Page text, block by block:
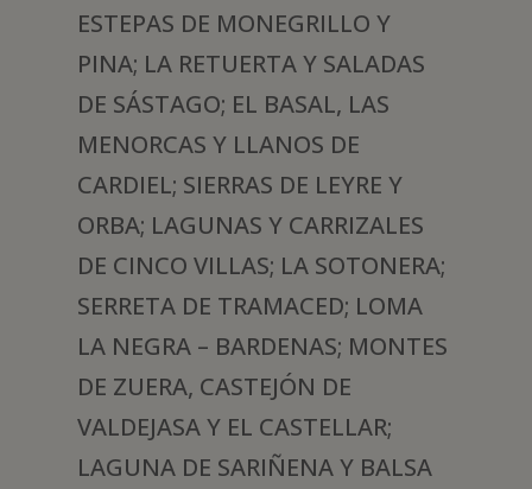
ESTEPAS DE MONEGRILLO Y
PINA; LA RETUERTA Y SALADAS
DE SÁSTAGO; EL BASAL, LAS
MENORCAS Y LLANOS DE
CARDIEL; SIERRAS DE LEYRE Y
ORBA; LAGUNAS Y CARRIZALES
DE CINCO VILLAS; LA SOTONERA;
SERRETA DE TRAMACED; LOMA
LA NEGRA – BARDENAS; MONTES
DE ZUERA, CASTEJÓN DE
VALDEJASA Y EL CASTELLAR;
LAGUNA DE SARIÑENA Y BALSA